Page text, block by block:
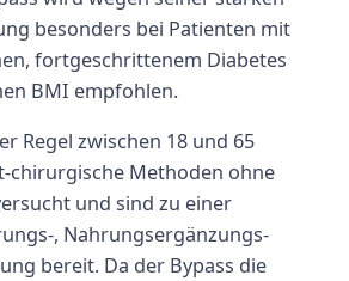
besonders bei Patienten mit
fortgeschrittenem Diabetes
BMI empfohlen.
Regel zwischen 18 und 65
chirurgische Methoden ohne
und sind zu einer
, Nahrungsergänzungs-
bereit. Da der Bypass die